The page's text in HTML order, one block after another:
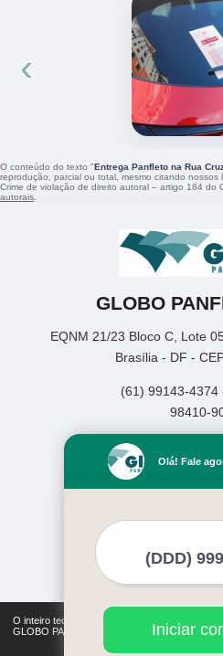
‹
O conteúdo do texto "Entrega Panfleto na Rua
reprodução, parcial ou total, mesmo citando
Crime de violação de direito autoral – artigo 184 do
autorais.
GLOBO
EQNM 21/23 Bloco C, Lote
Brasília - DF -
(61) 99143-4374
98410-
Empresa
Missão
Mapa do
O inteiro teor deste site está sujeito à
GLOBO PANFLETAGEM (Lei 9610 de 19/02/
Olá! Fale
Iniciar